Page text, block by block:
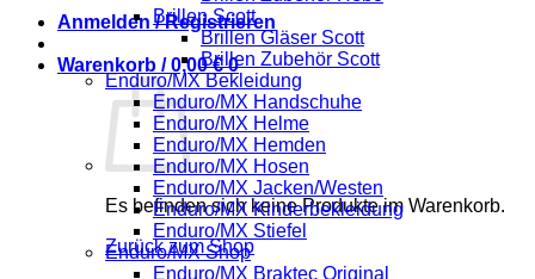
Anmelden / Registrieren
Warenkorb /0,00€ 0
Es befinden sich keine Produkte im Warenkorb.
Zurück zum Shop
Brillen Scott
Brillen Gläser Scott
Brillen Zubehör Scott
Enduro/MX Bekleidung
Enduro/MX Handschuhe
Enduro/MX Helme
Enduro/MX Hemden
Enduro/MX Hosen
Enduro/MX Jacken/Westen
Enduro/MX Kinderbekleidung
Enduro/MX Stiefel
Enduro/MX Shop
Enduro/MX Braktec Original